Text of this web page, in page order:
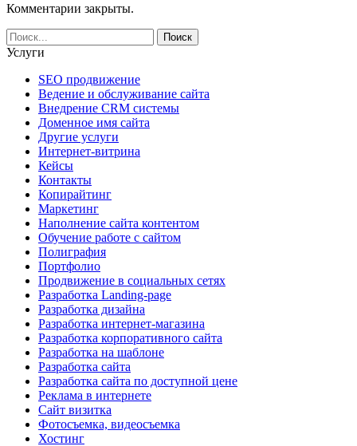
Комментарии закрыты.
Услуги
SEO продвижение
Ведение и обслуживание сайта
Внедрение CRM системы
Доменное имя сайта
Другие услуги
Интернет-витрина
Кейсы
Контакты
Копирайтинг
Маркетинг
Наполнение сайта контентом
Обучение работе с сайтом
Полиграфия
Портфолио
Продвижение в социальных сетях
Разработка Landing-page
Разработка дизайна
Разработка интернет-магазина
Разработка корпоративного сайта
Разработка на шаблоне
Разработка сайта
Разработка сайта по доступной цене
Реклама в интернете
Сайт визитка
Фотосъемка, видеосъемка
Хостинг